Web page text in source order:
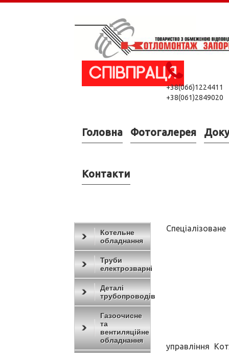
+38(066)1224411
+38(061)2849020
Головна Фотогалерея
Контакти
Котельне
обладнання
Труби
електрозварні
Деталі
трубопроводів
Газоочисне
та
вентиляційне
обладнання
Спеціалізоване
управління